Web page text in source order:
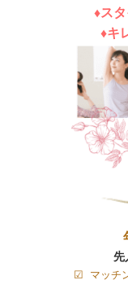
♦ス
♦キ
先
☑ マッチ